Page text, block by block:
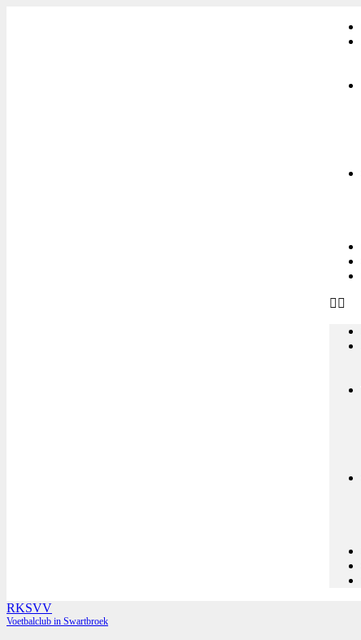
RKSVV
Voetbalclub in Swartbroek